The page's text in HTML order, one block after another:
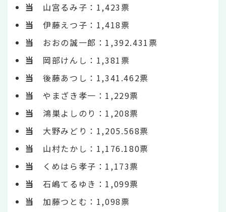
当 山宮るみ子：1,423票
当伊藤えつ子：1,418票
当 おおの誠一郎：1,392.431票
当 岡部けんし：1,381票
当後藤あつし：1,341.462票
当やまざき孝一：1,229票
当 鴻巣よしのり：1,208票
当 大野みどり：1,205.568票
当 山村たかし：1,176.180票
当
くめはら孝子：1,173票
当石嶋てるゆき：1,099票
当加藤つとむ：1,098票